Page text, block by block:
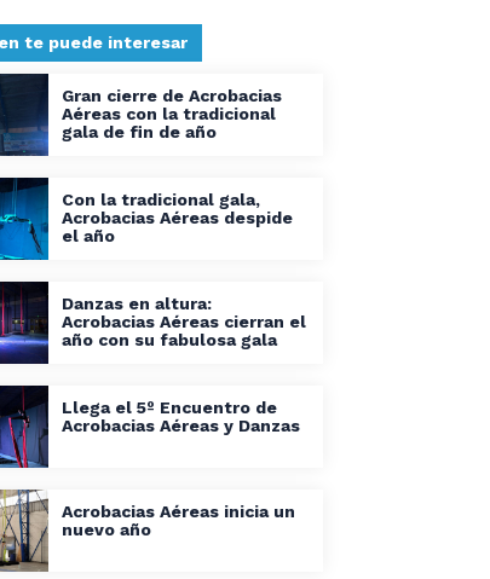
te puede interesar
Gran cierre de Acrobacias
Aéreas con la tradicional
gala de fin de año
Con la tradicional gala,
Acrobacias Aéreas despide
el año
Danzas en altura:
Acrobacias Aéreas cierran el
año con su fabulosa gala
Llega el 5º Encuentro de
Acrobacias Aéreas y Danzas
Acrobacias Aéreas inicia un
nuevo año